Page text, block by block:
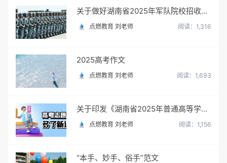
关于做好湖南省2025年军队院校招收普通高中毕业生政治考核工作的通知
点燃教育 刘老师 阅读：1,316
2025高考作文
点燃教育 刘老师 阅读：1,693
关于印发《湖南省2025年普通高等学校招生网上填报志愿工作实施方案》的通知
点燃教育 刘老师 阅读：1,156
“本手、妙手、俗手”范文